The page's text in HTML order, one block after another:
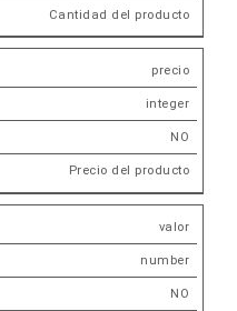
Cantidad del producto
precio
integer
NO
Precio del producto
valor
number
NO